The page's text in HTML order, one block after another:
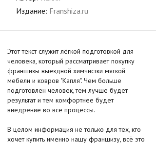
Издание: Franshiza.ru
Этот текст служит лёгкой подготовкой для
человека, который рассматривает покупку
франшизы выездной химчистки мягкой
мебели и ковров "Капля". Чем больше
подготовлен человек, тем лучше будет
результат и тем комфортнее будет
внедрение во все процессы.
В целом информация не только для тех, кто
хочет купить именно нашу франшизу, всё это